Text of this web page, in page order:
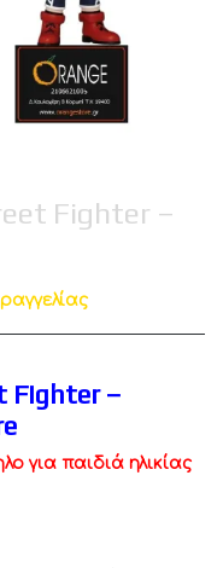
Fighter –
Fighter –
για παιδιά ηλικίας